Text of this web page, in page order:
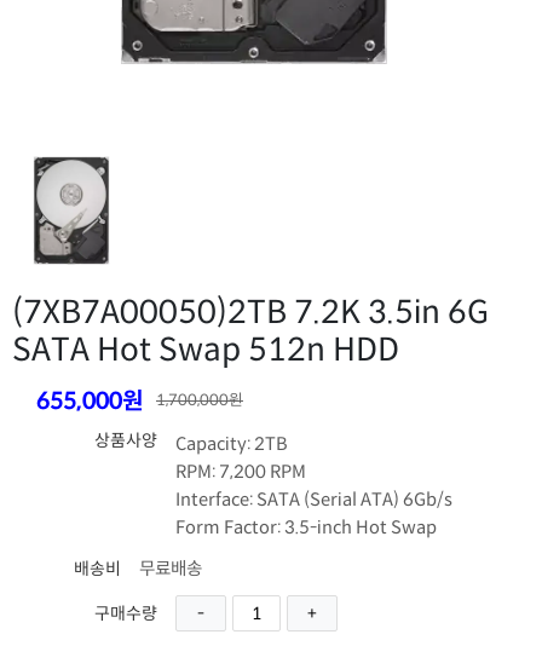
(7XB7A00050)2TB 7.2K 3.5in 6G
SATA Hot Swap 512n HDD
655,000원 1,700,000원
상품사양
Capacity: 2TB
RPM: 7,200 RPM
Interface: SATA (Serial ATA) 6Gb/s
Form Factor: 3.5-inch Hot Swap
배송비
무료배송
구매수량